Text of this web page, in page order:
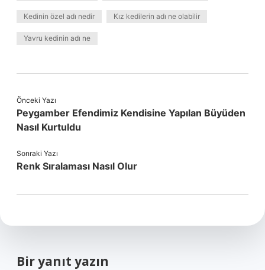
Kedinin özel adı nedir Kız kedilerin adı ne olabilir
Yavru kedinin adı ne
Önceki Yazı
Peygamber Efendimiz Kendisine Yapılan Büyüden
Nasıl Kurtuldu
Sonraki Yazı
Renk Sıralaması Nasıl Olur
Bir yanıt yazın